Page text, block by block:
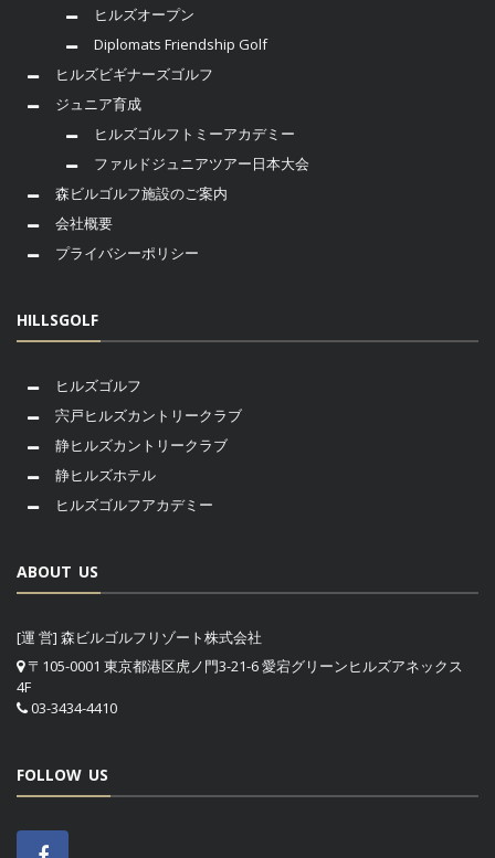
ヒルズオープン
Diplomats Friendship Golf
ヒルズビギナーズゴルフ
ジュニア育成
ヒルズゴルフトミーアカデミー
ファルドジュニアツアー日本大会
森ビルゴルフ施設のご案内
会社概要
プライバシーポリシー
HILLSGOLF
ヒルズゴルフ
宍戸ヒルズカントリークラブ
静ヒルズカントリークラブ
静ヒルズホテル
ヒルズゴルフアカデミー
ABOUT US
[運 営] 森ビルゴルフリゾート株式会社
〒105-0001 東京都港区虎ノ門3-21-6 愛宕グリーンヒルズアネックス
4F
03-3434-4410
FOLLOW US